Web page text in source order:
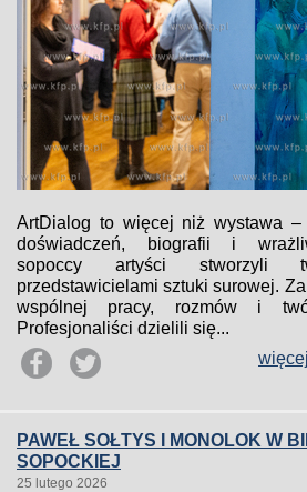
ArtDialog to więcej niż wystawa –
doświadczeń, biografii i
sopoccy artyści stworzyli
przedstawicielami sztuki surowej.
wspólnej pracy, rozmów i
Profesjonaliści dzielili się...
PAWEŁ SOŁTYS I MONOLOK W
SOPOCKIEJ
25 lutego 2026